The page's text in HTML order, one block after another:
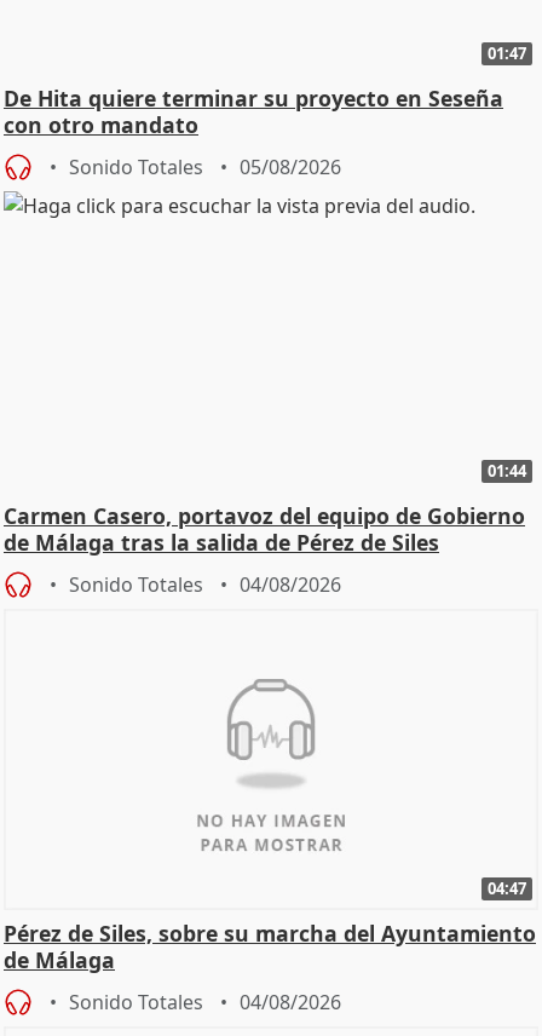
01:47
De Hita quiere terminar su proyecto en Seseña
con otro mandato
Sonido Totales 05/08/2026
01:44
Carmen Casero, portavoz del equipo de Gobierno
de Málaga tras la salida de Pérez de Siles
Sonido Totales 04/08/2026
04:47
Pérez de Siles, sobre su marcha del Ayuntamiento
de Málaga
Sonido Totales 04/08/2026